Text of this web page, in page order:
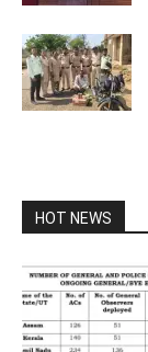
HOT NEWS